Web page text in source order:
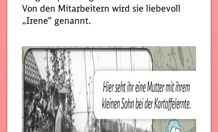
Von den Mitarbeitern wird sie liebevoll
„Irene“ genannt.